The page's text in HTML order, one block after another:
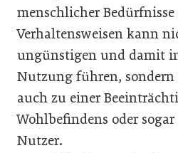
menschlicher
Verhaltensweisen kann
ungünstigen und damit
Nutzung führen, sondern
auch zu einer
Wohlbefindens oder
Nutzer.